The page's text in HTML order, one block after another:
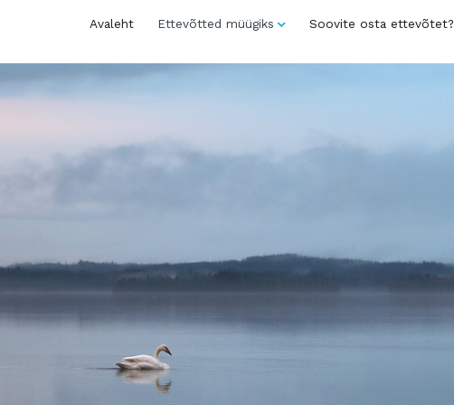
Avaleht Ettevõtted müügiks Soovite osta ettevõtet?